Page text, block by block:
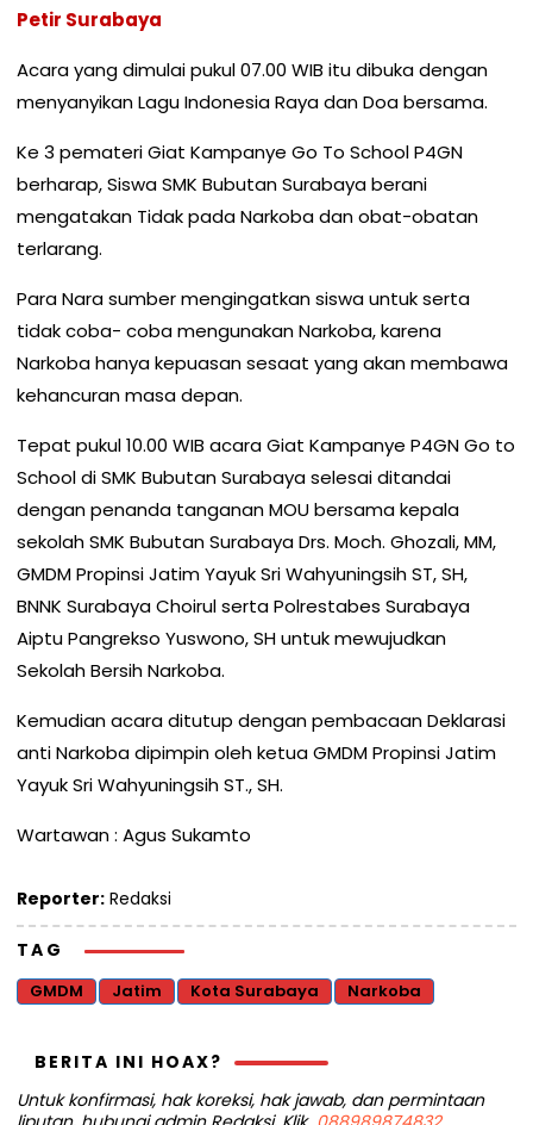
Petir Surabaya
Acara yang dimulai pukul 07.00 WIB itu dibuka dengan
menyanyikan Lagu Indonesia Raya dan Doa bersama.
Ke 3 pemateri Giat Kampanye Go To School P4GN
berharap, Siswa SMK Bubutan Surabaya berani
mengatakan Tidak pada Narkoba dan obat-obatan
terlarang.
Para Nara sumber mengingatkan siswa untuk serta
tidak coba- coba mengunakan Narkoba, karena
Narkoba hanya kepuasan sesaat yang akan membawa
kehancuran masa depan.
Tepat pukul 10.00 WIB acara Giat Kampanye P4GN Go to
School di SMK Bubutan Surabaya selesai ditandai
dengan penanda tanganan MOU bersama kepala
sekolah SMK Bubutan Surabaya Drs. Moch. Ghozali, MM,
GMDM Propinsi Jatim Yayuk Sri Wahyuningsih ST, SH,
BNNK Surabaya Choirul serta Polrestabes Surabaya
Aiptu Pangrekso Yuswono, SH untuk mewujudkan
Sekolah Bersih Narkoba.
Kemudian acara ditutup dengan pembacaan Deklarasi
anti Narkoba dipimpin oleh ketua GMDM Propinsi Jatim
Yayuk Sri Wahyuningsih ST., SH.
Wartawan : Agus Sukamto
Reporter: Redaksi
TAG
GMDM Jatim Kota Surabaya Narkoba
BERITA INI HOAX?
Untuk konfirmasi, hak koreksi, hak jawab, dan permintaan